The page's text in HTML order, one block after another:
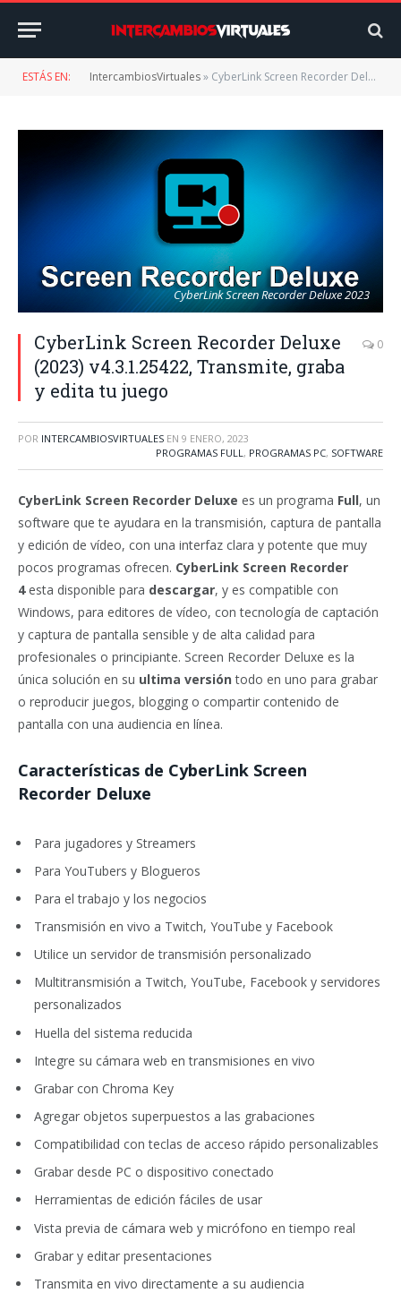
ESTÁS EN: IntercambiosVirtuales» CyberLink Screen Recorder Deluxe (2023) v4.3.1.25422, Transmite, graba y edita tu juego
CyberLink Screen Recorder Deluxe 2023
CyberLink Screen Recorder Deluxe
(2023) v4.3.1.25422, Transmite, graba
y edita tu juego
0
POR INTERCAMBIOSVIRTUALES EN 9 ENERO, 2023
PROGRAMAS FULL, PROGRAMAS PC, SOFTWARE
CyberLink Screen Recorder Deluxe es un programa Full, un
software que te ayudara en la transmisión, captura de pantalla
y edición de vídeo, con una interfaz clara y potente que muy
pocos programas ofrecen. CyberLink Screen Recorder
4esta disponible para descargar, y es compatible con
Windows, para editores de vídeo, con tecnología de captación
y captura de pantalla sensible y de alta calidad para
profesionales o principiante. Screen Recorder Deluxe es la
única solución en su ultima versión todo en uno para grabar
o reproducir juegos, blogging o compartir contenido de
pantalla con una audiencia en línea.
Características de CyberLink Screen
Recorder Deluxe
Para jugadores y Streamers
Para YouTubers y Blogueros
Para el trabajo y los negocios
Transmisión en vivo a Twitch, YouTube y Facebook
Utilice un servidor de transmisión personalizado
Multitransmisión a Twitch, YouTube, Facebook y servidores
personalizados
Huella del sistema reducida
Integre su cámara web en transmisiones en vivo
Grabar con Chroma Key
Agregar objetos superpuestos a las grabaciones
Compatibilidad con teclas de acceso rápido personalizables
Grabar desde PC o dispositivo conectado
Herramientas de edición fáciles de usar
Vista previa de cámara web y micrófono en tiempo real
Grabar y editar presentaciones
Transmita en vivo directamente a su audiencia